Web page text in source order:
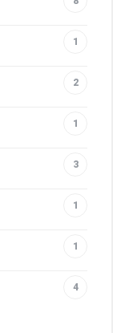
1
2
1
3
1
1
4